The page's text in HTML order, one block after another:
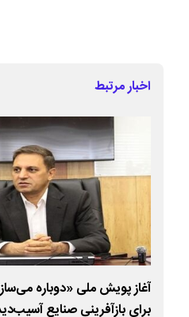
اخبار مرتبط
آغاز پویش ملی «دوباره
برای بازآفرینی صنایع